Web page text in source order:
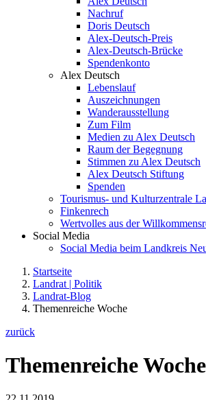
Nachruf
Doris Deutsch
Alex-Deutsch-Preis
Alex-Deutsch-Brücke
Spendenkonto
Alex Deutsch
Lebenslauf
Auszeichnungen
Wanderausstellung
Zum Film
Medien zu Alex Deutsch
Raum der Begegnung
Stimmen zu Alex Deutsch
Alex Deutsch Stiftung
Spenden
Tourismus- und Kulturzentrale
Finkenrech
Wertvolles aus der
Social Media
Social Media beim Landkreis
Startseite
Landrat | Politik
Landrat-Blog
Themenreiche Woche
zurück
Themenreiche Woche